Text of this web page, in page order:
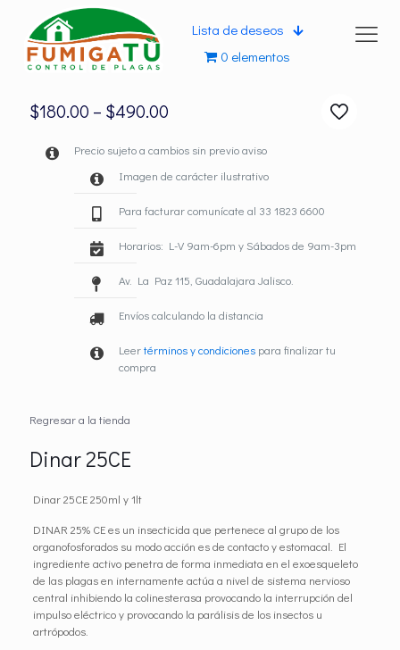
Lista de deseos
0 elementos
$180.00 – $490.00
Precio sujeto a cambios sin previo aviso
Imagen de carácter ilustrativo
Para facturar comunícate al 33 1823 6600
Horarios: L-V 9am-6pm y Sábados de 9am-3pm
Av. La Paz 115, Guadalajara Jalisco.
Envíos calculando la distancia
Leertérminos y condiciones para finalizar tu
compra
Regresar a la tienda
Dinar 25CE
Dinar 25CE 250ml y 1lt
DINAR 25% CE es un insecticida que pertenece al grupo de los
organofosforados su modo acción es de contacto y estomacal. El
ingrediente activo penetra de forma inmediata en el exoesqueleto
de las plagas en internamente actúa a nivel de sistema nervioso
central inhibiendo la colinesterasa provocando la interrupción del
impulso eléctrico y provocando la parálisis de los insectos u
artrópodos.